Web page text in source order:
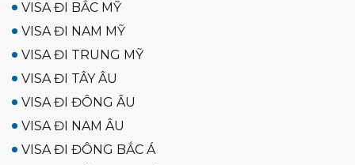
VISA ĐI BẮC MỸ
VISA ĐI NAM MỸ
VISA ĐI TRUNG MỸ
VISA ĐI TÂY ÂU
VISA ĐI ĐÔNG ÂU
VISA ĐI NAM ÂU
VISA ĐI ĐÔNG BẮC Á